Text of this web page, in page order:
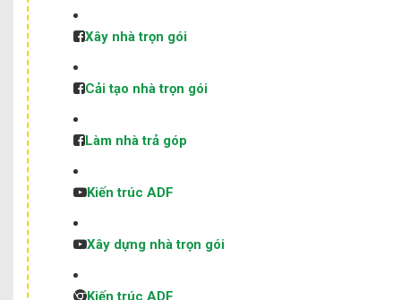
Xây nhà trọn gói
Cải tạo nhà trọn gói
Làm nhà trả góp
Kiến trúc ADF
Xây dựng nhà trọn gói
Kiến trúc ADF